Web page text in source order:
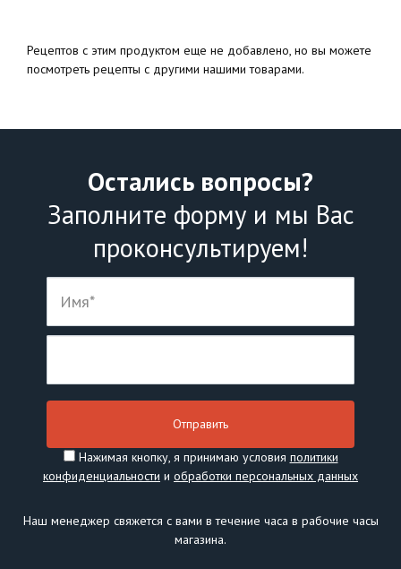
Рецептов с этим продуктом еще не добавлено, но вы можете
посмотреть рецепты с другими нашими товарами.
Остались вопросы?
Заполните форму и мы Вас
проконсультируем!
Нажимая кнопку, я принимаю условия политики
конфиденциальности и обработки персональных данных
Наш менеджер свяжется с вами в течение часа в рабочие часы
магазина.